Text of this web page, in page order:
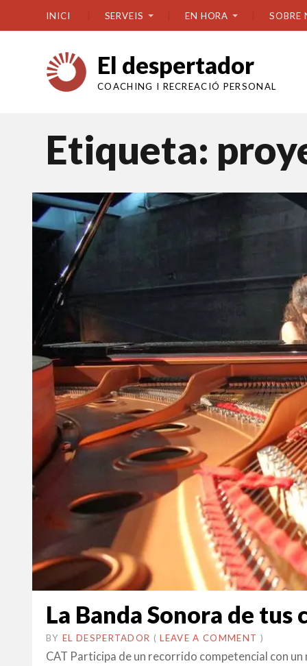
INICI SERVEIS EN HORA SOBRE
El despertador
COACHING I RECREACIÓ PERSONAL
Etiqueta:
La Banda Sonora de tus
BY EL DESPERTADOR ON
23
JUNY
•(LEAVE A COMMENT )
CAT Participa de un recorrido competencial con